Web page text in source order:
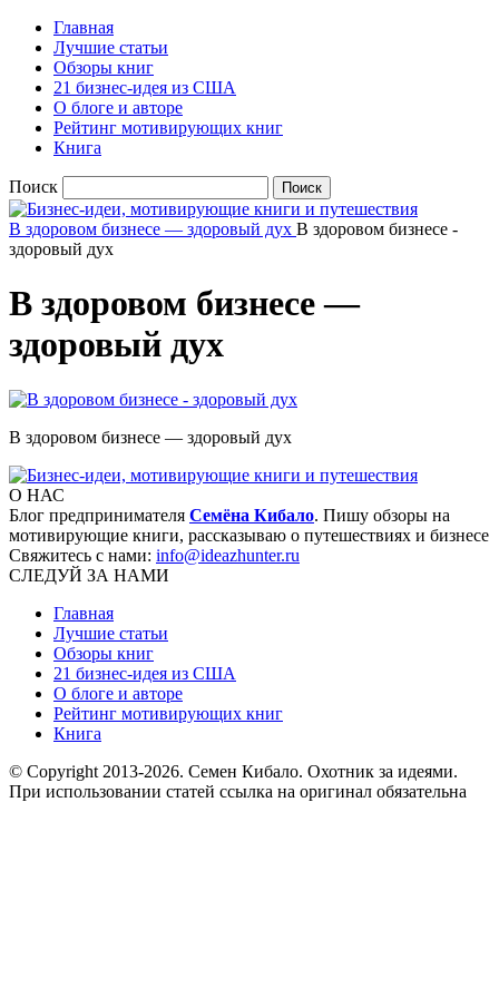
Главная
Лучшие статьи
Обзоры книг
21 бизнес-идея из США
О блоге и авторе
Рейтинг мотивирующих книг
Книга
Поиск
В здоровом бизнесе — здоровый дух В здоровом бизнесе -
здоровый дух
В здоровом бизнесе —
здоровый дух
В здоровом бизнесе — здоровый дух
О НАС
Блог предпринимателя Семёна Кибало. Пишу обзоры на
мотивирующие книги, рассказываю о путешествиях и бизнесе
Свяжитесь с нами: info@ideazhunter.ru
СЛЕДУЙ ЗА НАМИ
Главная
Лучшие статьи
Обзоры книг
21 бизнес-идея из США
О блоге и авторе
Рейтинг мотивирующих книг
Книга
© Copyright 2013-2026. Семен Кибало. Охотник за идеями.
При использовании статей ссылка на оригинал обязательна